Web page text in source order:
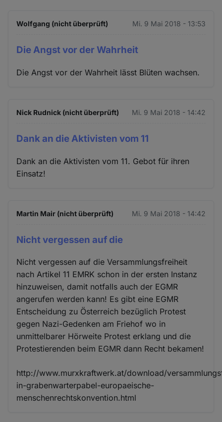
Wolfgang (nicht überprüft) Mi. 9 Mai 2018 - 13:53
Die Angst vor der Wahrheit
Die Angst vor der Wahrheit lässt Blüten wachsen.
Nick Rudnick (nicht überprüft) Mi. 9 Mai 2018 - 14:42
Dank an die Aktivisten vom 11
Dank an die Aktivisten vom 11. Gebot für ihren
Einsatz!
Martin Mair (nicht überprüft) Mi. 9 Mai 2018 - 14:42
Nicht vergessen auf die
Nicht vergessen auf die Versammlungsfreiheit
nach Artikel 11 EMRK schon in der ersten Instanz
hinzuweisen, damit notfalls auch der EGMR
angerufen werden kann! Es gibt eine EGMR
Entscheidung zu Österreich bezüglich Protest
gegen Nazi-Gedenken am Friehof wo in
unmittelbarer Hörweite Protest erklang und die
Protestierenden beim EGMR dann Recht bekamen!
http://www.murxkraftwerk.at/download/
in-grabenwarterpabel-europaeische-
menschenrechtskonvention.html